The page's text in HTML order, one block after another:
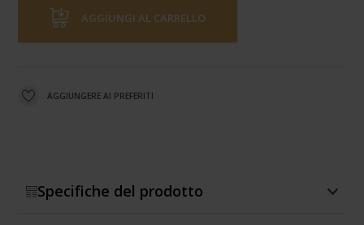
AGGIUNGI AL CARRELLO
AGGIUNGERE AI PREFERITI
Specifiche del prodotto